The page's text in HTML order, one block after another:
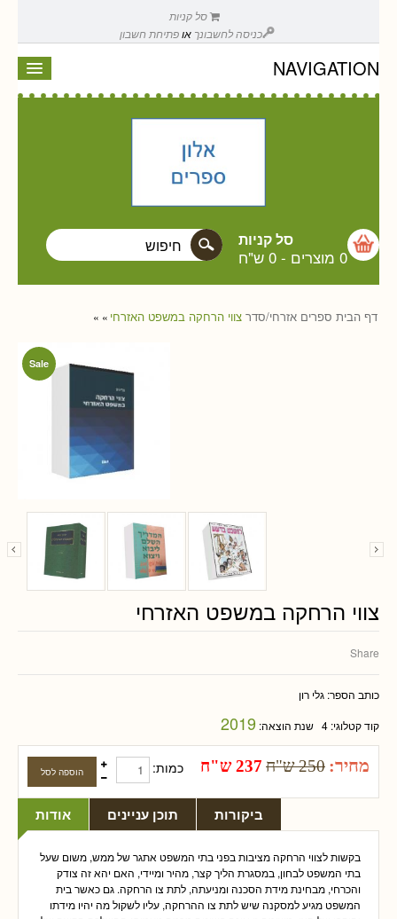
סל קניות
כניסה לחשבונך אופתיחת חשבון
NAVIGATION
סל קניות
0 מוצרים - 0 ש"ח
דף הבית » ספרים אזרחי/סדר » צווי הרחקה במשפט האזרחי
Sale
צווי הרחקה במשפט האזרחי
Share
כותב הספר: גלי רון
קוד קטלוגי: 4 שנת הוצאה: 2019
מחיר: 250 ש"ח 237 ש"ח כמות:
אודות תוכן עניינים ביקורות
בקשות לצווי הרחקה מציבות בפני בתי המשפט אתגר של ממש, משום שעל
בתי המשפט לבחון, במסגרת הליך קצר, מהיר ומיידי, האם יהא זה צודק
והכרחי, מבחינת מידת הסכנה ומניעתה, לתת צו הרחקה. גם כאשר בית
המשפט מגיע למסקנה שיש לתת צו ההרחקה, עליו לשקול מה יהיו מידתו